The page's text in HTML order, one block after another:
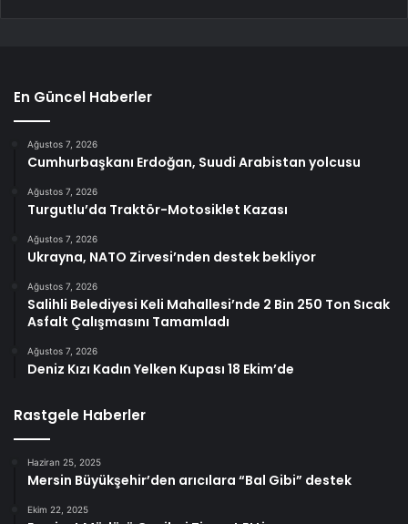
En Güncel Haberler
Ağustos 7, 2026
Cumhurbaşkanı Erdoğan, Suudi Arabistan yolcusu
Ağustos 7, 2026
Turgutlu’da Traktör-Motosiklet Kazası
Ağustos 7, 2026
Ukrayna, NATO Zirvesi’nden destek bekliyor
Ağustos 7, 2026
Salihli Belediyesi Keli Mahallesi’nde 2 Bin 250 Ton Sıcak
Asfalt Çalışmasını Tamamladı
Ağustos 7, 2026
Deniz Kızı Kadın Yelken Kupası 18 Ekim’de
Rastgele Haberler
Haziran 25, 2025
Mersin Büyükşehir’den arıcılara “Bal Gibi” destek
Ekim 22, 2025